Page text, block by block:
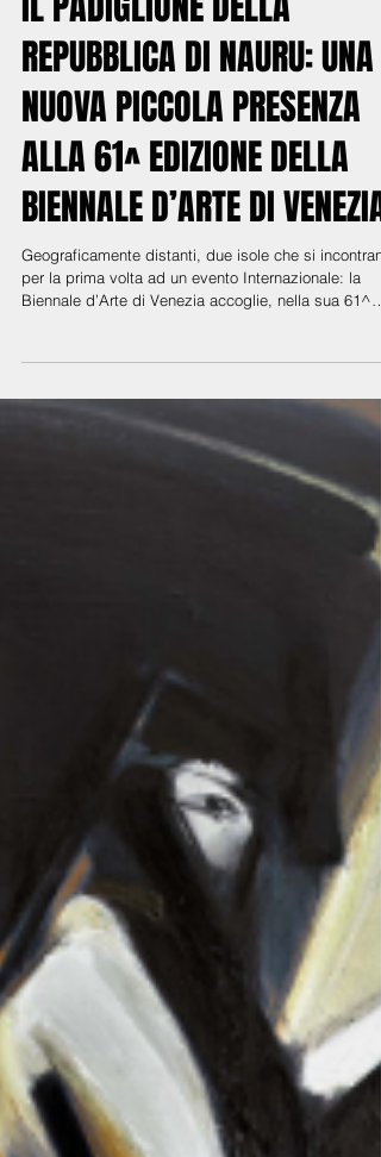
IL PADIGLIONE DELLA
REPUBBLICA DI NAURU: UNA
NUOVA PICCOLA PRESENZA
ALLA 61^ EDIZIONE DELLA
BIENNALE D’ARTE DI VENEZIA.
Geograficamente distanti, due isole che si incontrano
piccola Repubblica insulare che si trova nell’Oceano
Pacifico, a migliaia di chilometri dall’Italia.